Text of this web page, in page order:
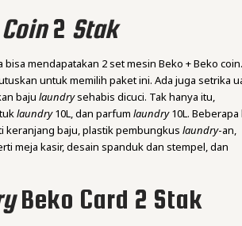
Coin2 Stak
mendapatakan 2 set mesin Beko + Beko coin.
untuk memilih paket ini. Ada juga setrika
bajulaundrysehabis dicuci. Tak hanya itu,
laundry10L, dan parfumlaundry10L. Beberapa
keranjang baju, plastik pembungkuslaundry-an,
meja kasir, desain spanduk dan stempel, dan
Beko Card 2 Stak